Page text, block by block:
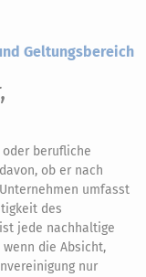
Geltungsbereich
berufliche
ob er nach
umfasst
des
jede nachhaltige
wenn die Absicht,
nur